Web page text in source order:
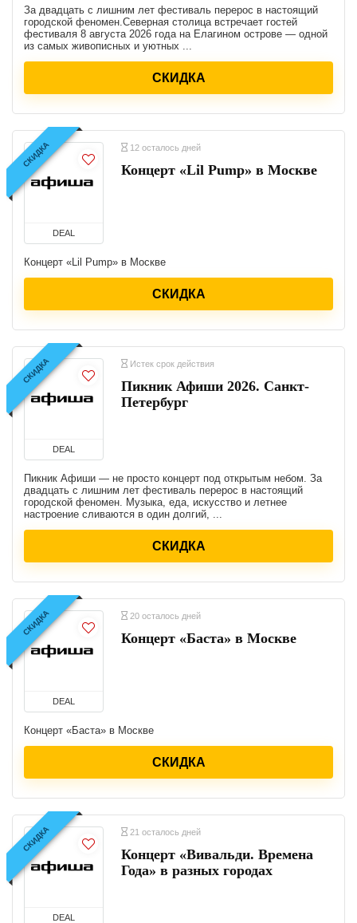
За двадцать с лишним лет фестиваль перерос в настоящий
городской феномен.Северная столица встречает гостей
фестиваля 8 августа 2026 года на Елагином острове — одной
из самых живописных и уютных ...
СКИДКА
СКИДКА
DEAL
12 осталось дней
Концерт «Lil Pump» в Москве
Концерт «Lil Pump» в Москве
СКИДКА
СКИДКА
DEAL
Истек срок действия
Пикник Афиши 2026. Санкт-
Петербург
Пикник Афиши — не просто концерт под открытым небом. За
двадцать с лишним лет фестиваль перерос в настоящий
городской феномен. Музыка, еда, искусство и летнее
настроение сливаются в один долгий, ...
СКИДКА
СКИДКА
DEAL
20 осталось дней
Концерт «Баста» в Москве
Концерт «Баста» в Москве
СКИДКА
СКИДКА
DEAL
21 осталось дней
Концерт «Вивальди. Времена
Года» в разных городах